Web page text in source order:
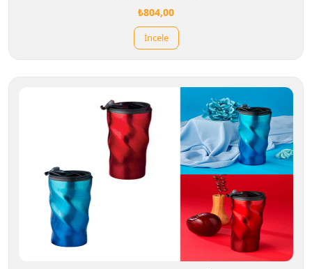
₺804,00
İncele